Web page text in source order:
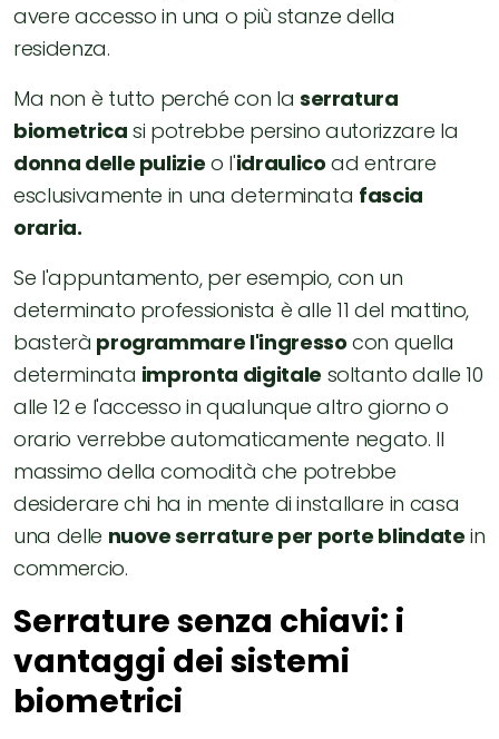
avere accesso in una o più stanze della
residenza.
Ma non è tutto perché con la serratura
biometrica si potrebbe persino autorizzare la
donna delle pulizie o l'idraulico ad entrare
esclusivamente in una determinata fascia
oraria.
Se l'appuntamento, per esempio, con un
determinato professionista è alle 11 del mattino,
basterà programmare l'ingresso con quella
determinata impronta digitale soltanto dalle 10
alle 12 e l'accesso in qualunque altro giorno o
orario verrebbe automaticamente negato. Il
massimo della comodità che potrebbe
desiderare chi ha in mente di installare in casa
una delle nuove serrature per porte blindate in
commercio.
Serrature senza chiavi: i
vantaggi dei sistemi
biometrici